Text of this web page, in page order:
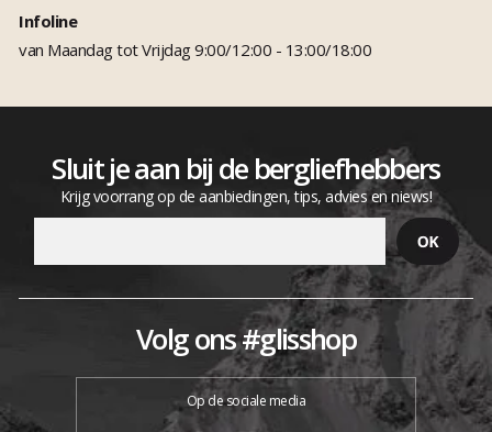
Infoline
van Maandag tot Vrijdag 9:00/12:00 - 13:00/18:00
Sluit je aan bij de bergliefhebbers
Krijg voorrang op de aanbiedingen, tips, advies en niews!
Volg ons #glisshop
Op de sociale media